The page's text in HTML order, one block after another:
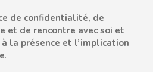
de confidentialité, de
et de rencontre avec soi et
la présence et l’implication
.